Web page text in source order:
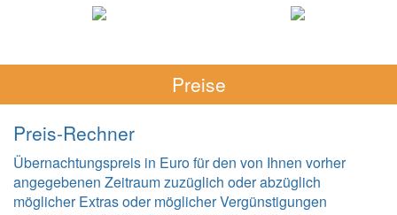
Preise
Preis-Rechner
Übernachtungspreis in Euro für den von Ihnen vorher
angegebenen Zeitraum zuzüglich oder abzüglich
möglicher Extras oder möglicher Vergünstigungen